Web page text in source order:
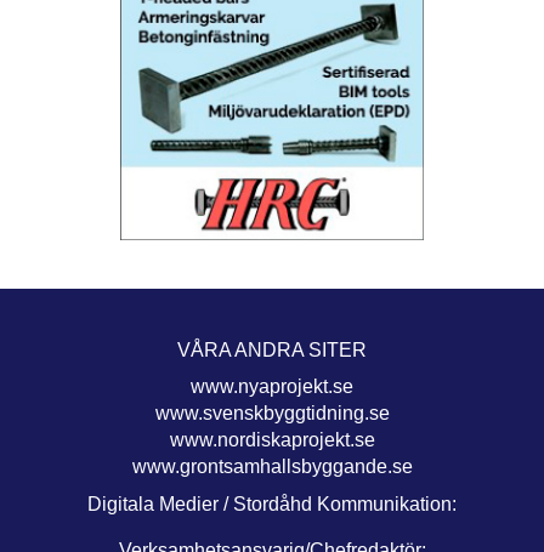
VÅRA ANDRA SITER
www.nyaprojekt.se
www.svenskbyggtidning.se
www.nordiskaprojekt.se
www.grontsamhallsbyggande.se
Digitala Medier / Stordåhd Kommunikation: